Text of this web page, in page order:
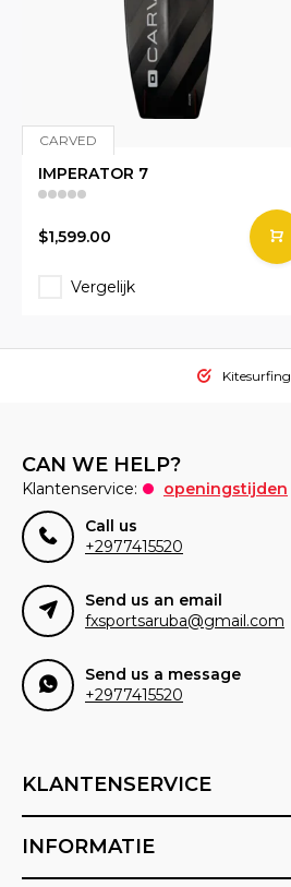
CARVED
IMPERATOR 7
$1,599.00
Vergelijk
Kitesurfing
CAN WE HELP?
Klantenservice:
openingstijden
Call us
+2977415520
Send us an email
fxsportsaruba@gmail.com
Send us a message
+2977415520
KLANTENSERVICE
INFORMATIE